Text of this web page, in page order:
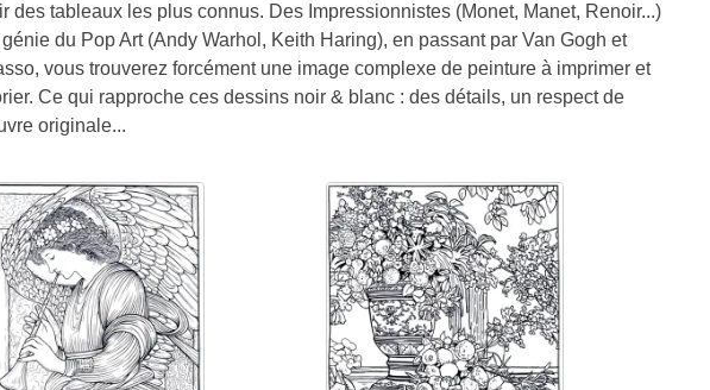
des tableaux les plus connus. Des Impressionnistes (Monet, Manet, Renoir...)
du Pop Art (Andy Warhol, Keith Haring), en passant par Van Gogh et
vous trouverez forcément une image complexe de peinture à imprimer et
Ce qui rapproche ces dessins noir & blanc : des détails, un respect de
originale...